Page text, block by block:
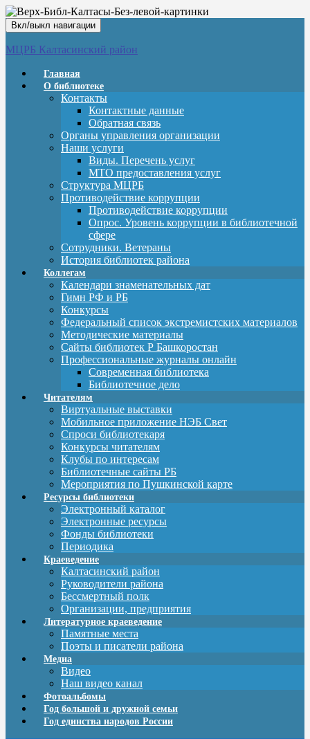
Вкл/выкл навигации
МЦРБ Калтасинский район
Главная
О библиотеке
Контакты
Контактные данные
Обратная связь
Органы управления организации
Наши услуги
Виды. Перечень услуг
МТО предоставления услуг
Структура МЦРБ
Противодействие коррупции
Противодействие коррупции
Опрос. Уровень коррупции в библиотечной
сфере
Сотрудники. Ветераны
История библиотек района
Коллегам
Календари знаменательных дат
Гимн РФ и РБ
Конкурсы
Федеральный список экстремистских материалов
Методические материалы
Сайты библиотек Р Башкоростан
Профессиональные журналы онлайн
Современная библиотека
Библиотечное дело
Читателям
Виртуальные выставки
Мобильное приложение НЭБ Свет
Спроси библиотекаря
Конкурсы читателям
Клубы по интересам
Библиотечные сайты РБ
Мероприятия по Пушкинской карте
Ресурсы библиотеки
Электронный каталог
Электронные ресурсы
Фонды библиотеки
Периодика
Краеведение
Калтасинский район
Руководители района
Бессмертный полк
Организации, предприятия
Литературное краеведение
Памятные места
Поэты и писатели района
Медиа
Видео
Наш видео канал
Фотоальбомы
Год большой и дружной семьи
Год единства народов России